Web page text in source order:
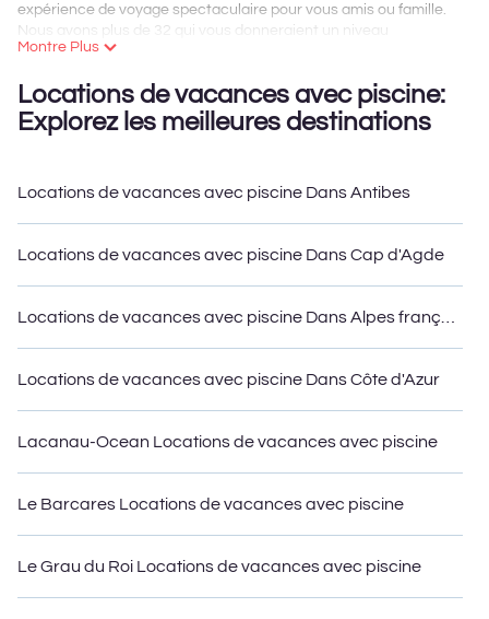
expérience de voyage spectaculaire pour vous amis ou famille.
Nous avons plus de 32 qui vous donneraient un niveau
supplémentaire de plaisir et d'excitation, sachant que vous
Vous planifiez des vacances? Alors obtenez une place avec accès
à une piscine privée, ou partagez une commune piscine
Gourgas ? MeilleuresLocations vous aide à trouver des locations
intérieure/extérieure ou privée. Vous venez en famille ? groupe,
au bord d'un lac ou à un bain à remous.
familiales avec un intérieur ou un extérieur privé piscine chauffée
un chalet romantique, des villas de luxe, des centres de
Montre Plus
Locations de vacances avec piscine:
Explorez les meilleures destinations
Locations de vacances avec piscine Dans Antibes
Locations de vacances avec piscine Dans Cap d'Agde
Locations de vacances avec piscine Dans Côte d'Azur
Lacanau-Ocean Locations de vacances avec piscine
Le Barcares Locations de vacances avec piscine
Le Grau du Roi Locations de vacances avec piscine